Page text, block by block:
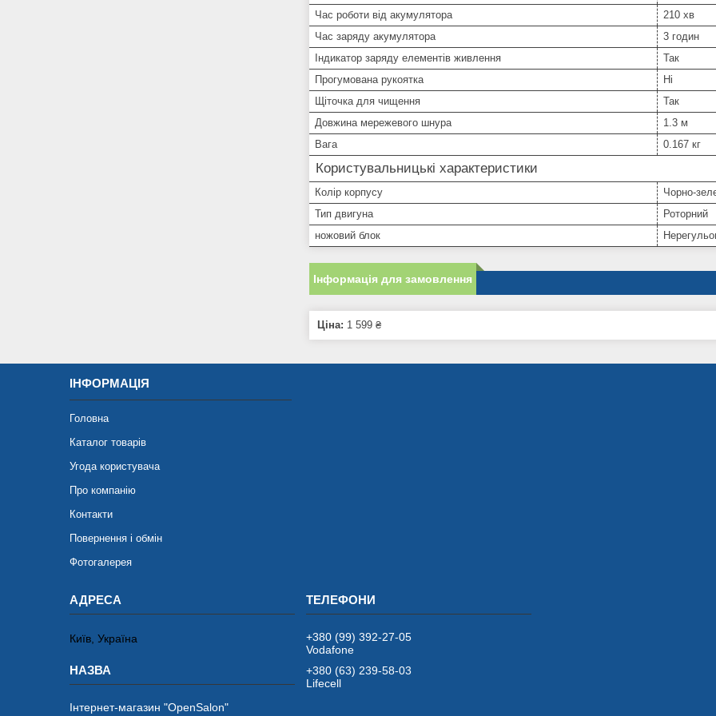
Час роботи від акумулятора
210 хв
Час заряду акумулятора
3 годин
Індикатор заряду елементів живлення
Так
Прогумована рукоятка
Ні
Щіточка для чищення
Так
Довжина мережевого шнура
1.3 м
Вага
0.167 кг
Користувальницькі характеристики
Колір корпусу
Чорно-
Тип двигуна
Роторний
ножовий блок
Інформація для замовлення
Ціна: 1 599 ₴
ІНФОРМАЦІЯ
Головна
Каталог товарів
Угода користувача
Про компанію
Контакти
Повернення і обмін
Фотогалерея
Київ, Україна
Інтернет-магазин "OpenSalon"
+380 (99) 392-27-05
Vodafone
+380 (63) 239-58-03
Lifecell